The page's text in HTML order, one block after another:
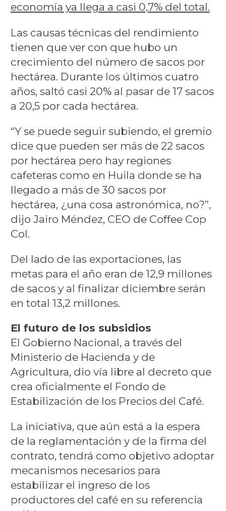
economía ya llega a casi 0,7% del total.
Las causas técnicas del rendimiento
tienen que ver con que hubo un
crecimiento del número de sacos por
hectárea. Durante los últimos cuatro
años, saltó casi 20% al pasar de 17 sacos
a 20,5 por cada hectárea.
“Y se puede seguir subiendo, el gremio
dice que pueden ser más de 22 sacos
por hectárea pero hay regiones
cafeteras como en Huila donde se ha
llegado a más de 30 sacos por
hectárea, ¿una cosa astronómica, no?”,
dijo Jairo Méndez, CEO de Coffee Cop
Col.
Del lado de las exportaciones, las
metas para el año eran de 12,9 millones
de sacos y al finalizar diciembre serán
en total 13,2 millones.
El futuro de los subsidios
El Gobierno Nacional, a través del
Ministerio de Hacienda y de
Agricultura, dio vía libre al decreto que
crea oficialmente el Fondo de
Estabilización de los Precios del Café.
La iniciativa, que aún está a la espera
de la reglamentación y de la firma del
contrato, tendrá como objetivo adoptar
mecanismos necesarios para
estabilizar el ingreso de los
productores del café en su referencia